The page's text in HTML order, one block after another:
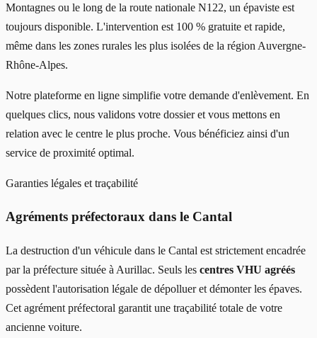
Montagnes ou le long de la route nationale N122, un épaviste est
toujours disponible. L'intervention est 100 % gratuite et rapide,
même dans les zones rurales les plus isolées de la région Auvergne-
Rhône-Alpes.
Notre plateforme en ligne simplifie votre demande d'enlèvement. En
quelques clics, nous validons votre dossier et vous mettons en
relation avec le centre le plus proche. Vous bénéficiez ainsi d'un
service de proximité optimal.
Garanties légales et traçabilité
Agréments préfectoraux dans le Cantal
La destruction d'un véhicule dans le Cantal est strictement encadrée
par la préfecture située à Aurillac. Seuls les centres VHU agréés
possèdent l'autorisation légale de dépolluer et démonter les épaves.
Cet agrément préfectoral garantit une traçabilité totale de votre
ancienne voiture.